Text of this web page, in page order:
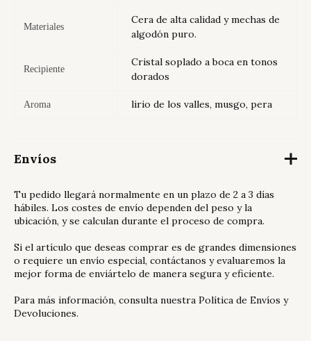
Materiales
Cera de alta calidad y mechas de
algodón puro.
Recipiente
Cristal soplado a boca en tonos
dorados
Aroma lirio de los valles, musgo, pera
Envíos
Tu pedido llegará normalmente en un plazo de 2 a 3 días
hábiles. Los costes de envío dependen del peso y la
ubicación, y se calculan durante el proceso de compra.
Si el artículo que deseas comprar es de grandes dimensiones
o requiere un envío especial, contáctanos y evaluaremos la
mejor forma de enviártelo de manera segura y eficiente.
Para más información, consulta nuestra Política de Envíos y
Devoluciones.